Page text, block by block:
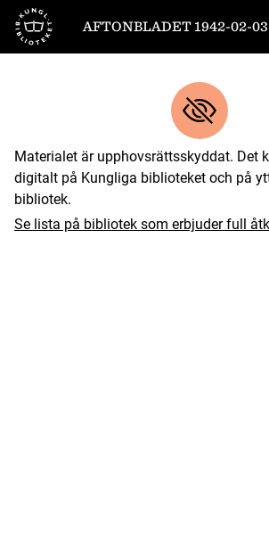
Till startsidan
AFTONBLADET 1942-02-03
Materialet är upphovsrättsskyddat. Det
digitalt på Kungliga biblioteket och på
bibliotek.
Se lista på bibliotek som erbjuder full